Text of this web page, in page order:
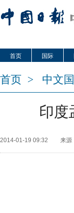
首页 国际
首页 > 中文
印度
2014-01-19 09:32 来源